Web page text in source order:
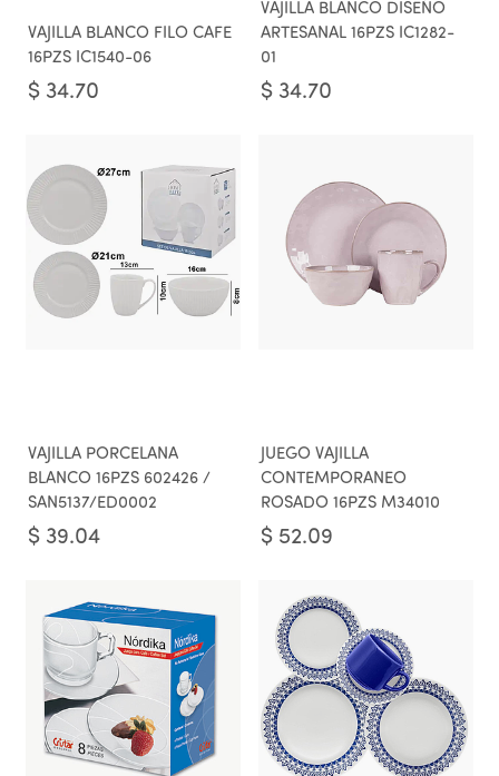
VAJILLA BLANCO FILO CAFE
16PZS IC1540-06
$ 34.70
VAJILLA BLANCO DISEÑO
ARTESANAL 16PZS IC1282-
01
$ 34.70
VAJILLA PORCELANA
BLANCO 16PZS 602426 /
SAN5137/ED0002
$ 39.04
JUEGO VAJILLA
CONTEMPORANEO
ROSADO 16PZS M34010
$ 52.09